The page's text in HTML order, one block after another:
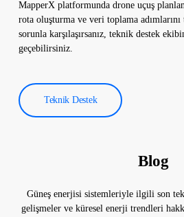
MapperX platformunda drone uçuş
rota oluşturma ve veri toplama
sorunla karşılaşırsanız, teknik destek
geçebilirsiniz.
Teknik Destek
Blog
Güneş enerjisi sistemleriyle ilgili son
gelişmeler ve küresel enerji trendleri